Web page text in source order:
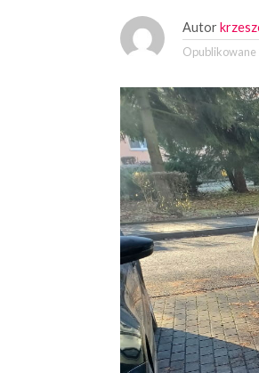
Autor
Opublikowane